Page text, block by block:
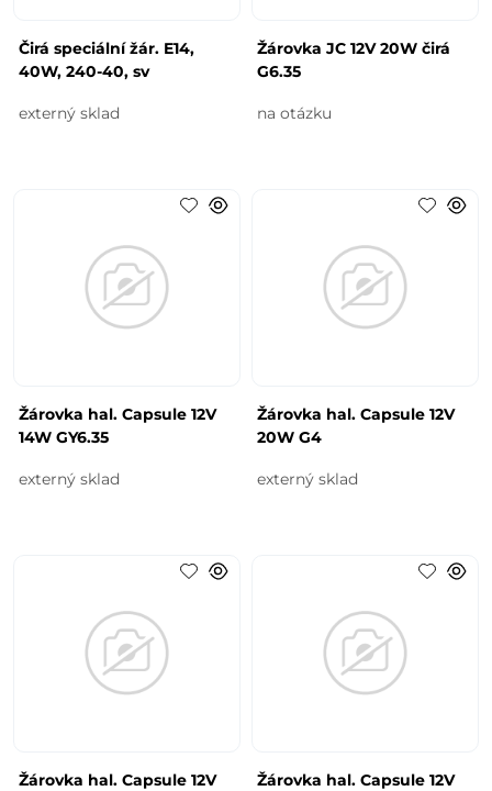
Čirá speciální žár. E14,
40W, 240-40, sv
externý sklad
Žárovka JC 12V 20W čirá
G6.35
na otázku
Žárovka hal. Capsule 12V
14W GY6.35
externý sklad
Žárovka hal. Capsule 12V
20W G4
externý sklad
Žárovka hal. Capsule 12V
Žárovka hal. Capsule 12V